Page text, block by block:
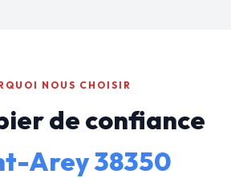
NOUS CHOISIR
de confiance
Arey 38350